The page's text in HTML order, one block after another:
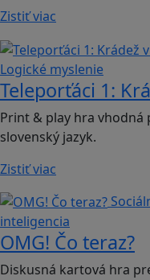
Zistiť viac
Logické myslenie
Teleporťáci 1:
Print & play hra vhodná
slovenský jazyk.
Zistiť viac
inteligencia
OMG! Čo teraz?
Diskusná kartová hra